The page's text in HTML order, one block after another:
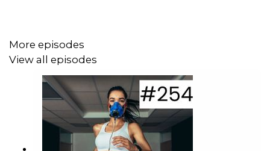
ACHILLES RUNNING Podcast rein!
More episodes
View all episodes